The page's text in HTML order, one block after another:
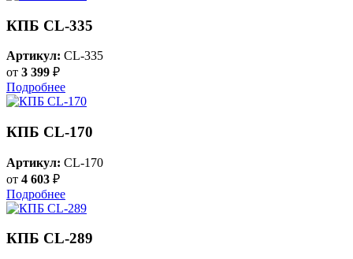
КПБ CL-335
Артикул: CL-335
от 3 399 ₽
Подробнее
КПБ CL-170
Артикул: CL-170
от 4 603 ₽
Подробнее
КПБ CL-289